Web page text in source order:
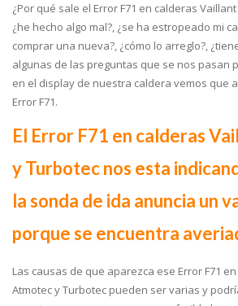
¿Por qué sale el Error F71 en calderas
¿he hecho algo mal?, ¿se ha estropeado mi
comprar una nueva?, ¿cómo lo arreglo?,
algunas de las preguntas que se nos pasan
en el display de nuestra caldera vemos que
Error F71.
El Error F71 en calderas
y Turbotec nos esta
la sonda de ida anuncia un
porque se encuentra
Las causas de que aparezca ese Error F71
Atmotec y Turbotec pueden ser varias y